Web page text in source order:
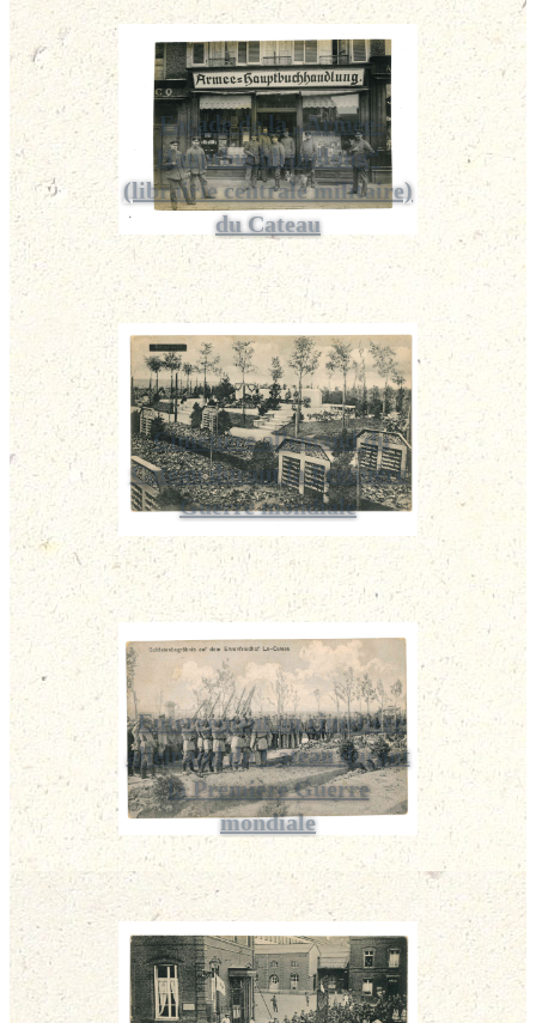
Façade de la „Armee-
Hauptbuchhandlung“
(librairie centrale militaire)
du Cateau
Cimetière allemand du
Cateau durant la Première
Guerre mondiale
Enterrement au cimetière
allemand du Cateau durant
la Première Guerre
mondiale